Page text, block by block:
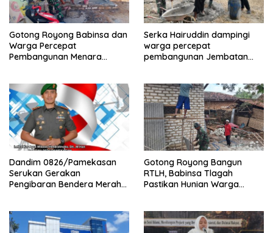
Gotong Royong Babinsa dan
Warga Percepat
Pembangunan Menara
Serka Hairuddin dampingi
warga percepat
pembangunan Jembatan
Dandim 0826/Pamekasan
Serukan Gerakan
Pengibaran Bendera Merah
Gotong Royong Bangun
RTLH, Babinsa Tlagah
Pastikan Hunian Warga